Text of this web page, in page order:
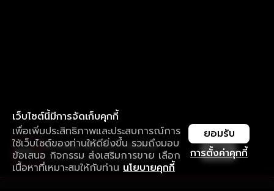
เว็บไซต์นี้มีการจัดเก็บคุกกี้
เพื่อเพิ่มประสิทธิภาพและประสบการณ์การ
ใช้เว็บไซต์ของท่านให้ดียิ่งขึ้น รวมถึงมอบ
ข้อเสนอ กิจกรรม ส่งเสริมการขาย เลือก
เนื้อหาที่เหมาะสมให้กับท่าน นโยบายคุกกี้
การตั้งค่าคุกกี้
ยอมรับ
ใช้งานแอป ลื่นไหลกว่า ไม่มีสะดุด
ดาวน์โหลดแอปเพื่อการรับชมที่ดีกว่า เปิด